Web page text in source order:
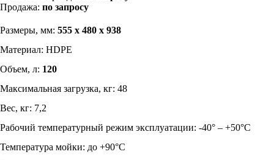
Продажа: по запросу
Размеры, мм: 555 x 480 x 938
Материал: HDPE
Объем, л: 120
Максимальная загрузка, кг: 48
Вес, кг: 7,2
Рабочий температурный режим эксплуатации: -40° – +50°С
Температура мойки: до +90°С